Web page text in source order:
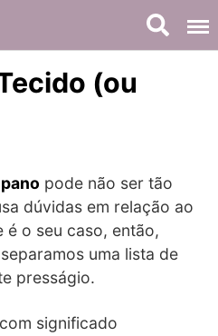
(ou
pode não ser tão
dúvidas em relação ao
é o seu caso, então,
uma lista de
presságio.
significado